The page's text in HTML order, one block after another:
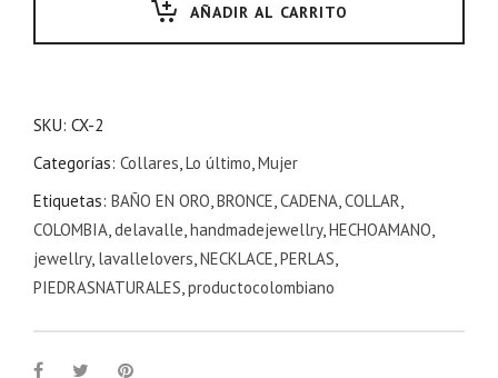
AÑADIR AL CARRITO
SKU: CX-2
Categorías: Collares,Lo último,Mujer
Etiquetas: BAÑO EN ORO,BRONCE,CADENA,COLLAR,
COLOMBIA,delavalle,handmadejewellry,HECHOAMANO,
jewellry, lavallelovers,NECKLACE,PERLAS,
PIEDRASNATURALES,productocolombiano